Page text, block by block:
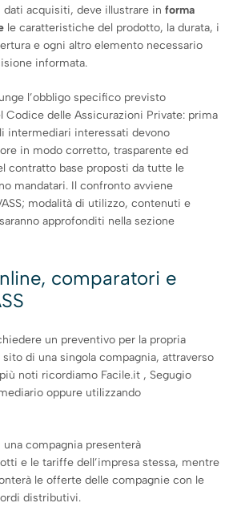
dati acquisiti, deve illustrare in forma
le caratteristiche del prodotto, la durata, i
e ogni altro elemento necessario
informata.
l’obbligo specifico previsto
Codice delle Assicurazioni Private: prima
intermediari interessati devono
in modo corretto, trasparente ed
contratto base proposti da tutte le
mandatari. Il confronto avviene
modalità di utilizzo, contenuti e
approfonditi nella sezione
comparatori e
un preventivo per la propria
di una singola compagnia, attraverso
noti ricordiamo Facile.it , Segugio
oppure utilizzando
compagnia presenterà
e le tariffe dell’impresa stessa, mentre
le offerte delle compagnie con le
distributivi.